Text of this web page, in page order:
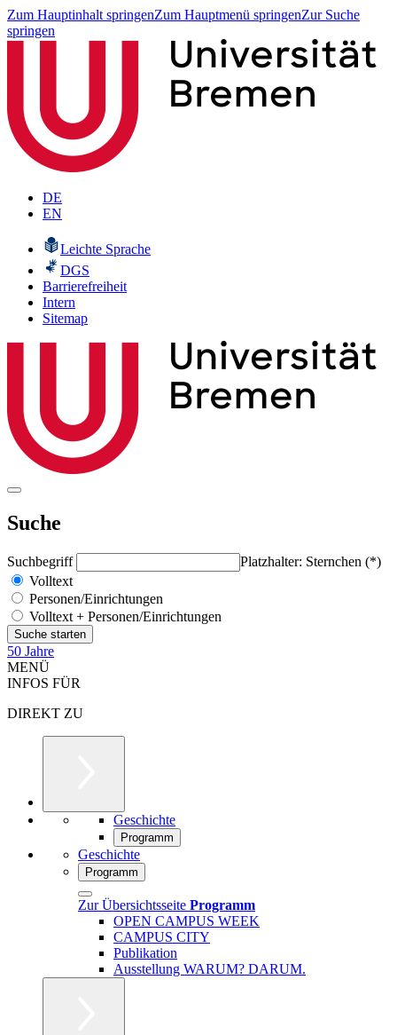
Zum Hauptinhalt springenZum Hauptmenü springenZur Suche
springen
DE
EN
Leichte Sprache
DGS
Barrierefreiheit
Intern
Sitemap
Suche
Suchbegriff
Platzhalter: Sternchen (*)
Volltext
Personen/Einrichtungen
Volltext + Personen/Einrichtungen
50 Jahre
MENÜ
INFOS FÜR
DIREKT ZU
Geschichte
Programm
Geschichte
Programm
Zur Übersichtsseite Programm
OPEN CAMPUS WEEK
CAMPUS CITY
Publikation
Ausstellung WARUM? DARUM.